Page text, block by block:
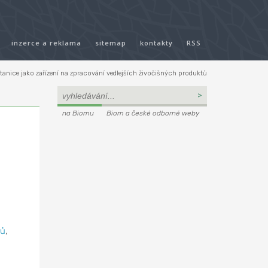
inzerce a reklama sitemap kontakty RSS
jako zařízení na zpracování vedlejších živočišných produktů
,
na Biomu Biom a české odborné weby